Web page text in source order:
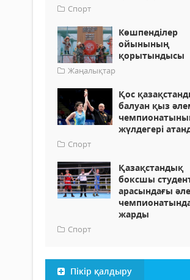
Спорт
Көшпенділер
ойынының
қорытындысы
Жаңалықтар
Қос
балуан қыз
жүлдегері
Спорт
Қазақстандық
боксшы
арасындағы
жарды
Спорт
Пікір қалдыру